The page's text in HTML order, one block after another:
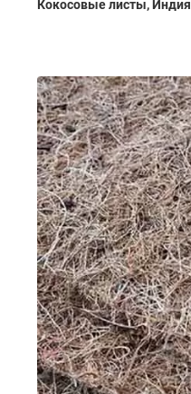
Кокосовые листы, Индия